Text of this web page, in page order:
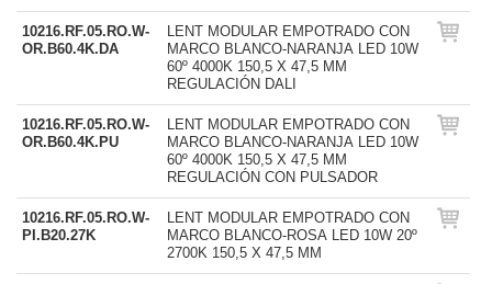
10216.RF.05.RO.W-
OR.B60.4K.DA
LENT MODULAR EMPOTRADO CON
MARCO BLANCO-NARANJA LED 10W
60º 4000K 150,5 X 47,5 MM
REGULACIÓN DALI
10216.RF.05.RO.W-
OR.B60.4K.PU
LENT MODULAR EMPOTRADO CON
MARCO BLANCO-NARANJA LED 10W
60º 4000K 150,5 X 47,5 MM
REGULACIÓN CON PULSADOR
10216.RF.05.RO.W-
PI.B20.27K
LENT MODULAR EMPOTRADO CON
MARCO BLANCO-ROSA LED 10W 20º
2700K 150,5 X 47,5 MM